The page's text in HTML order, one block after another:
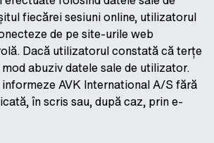
fiecărei sesiuni online, utilizatorul
de pe site-urile web
Dacă utilizatorul constată că terțe
abuziv datele sale de utilizator.
AVK International A/S fără
în scris sau, după caz, prin e-